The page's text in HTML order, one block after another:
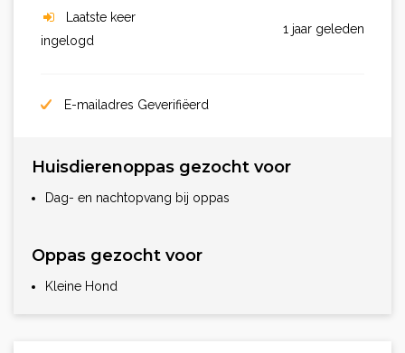
Laatste keer
ingelogd
1 jaar geleden
E-mailadres Geverifiëerd
Huisdierenoppas gezocht voor
Dag- en nachtopvang bij oppas
Oppas gezocht voor
Kleine Hond